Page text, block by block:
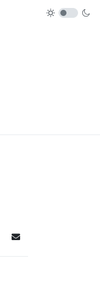
S'abonner au blog